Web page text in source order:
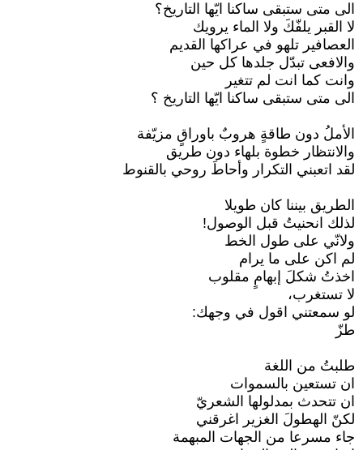
الى متى ستبقى ساكنا ايّها التاريخ؟
لا القبر يلفّكَ ولا الماء يرويك
العصافير تلهو في عراكها القديم
والافعى تبدّل جلدها كل حين
وانت كما انت لم تتغير
الى متى ستبقى ساكنا ايّها التاريخ ؟
الأملُ دون طاقةٍ هروبٌ باوراقٍ مزيّفة
والانتظار خطوة بلهاء دون طريق
لقد اتعبني التكرار وأحاطَ روحي بالقنوط
الطريق بيننا كان طويلا
لذلك انحنيتُ قبل الوصول!
ولانّي على طول الخط
لم اكن على ما يرام
اخذتُ شكلَ إبهامٍ مقلوب
لا تستغرب،
لو سمعتني اقول في وجهك:
طزّ
طلبتُ من اللغة
ان تستعين بالسموات
ان تتحدث بمدلولها الشعريّ
لكنّ الهطولَ الغزير اغرقني
جاء مسرعا من الجهات المبهمة